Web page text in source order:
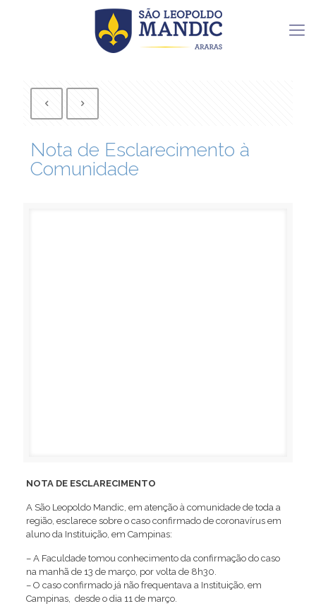
Nota de Esclarecimento à
Comunidade
NOTA DE ESCLARECIMENTO
A São Leopoldo Mandic, em atenção à comunidade de toda a
região, esclarece sobre o caso confirmado de coronavírus em
aluno da Instituição, em Campinas:
– A Faculdade tomou conhecimento da confirmação do caso
na manhã de 13 de março, por volta de 8h30.
– O caso confirmado já não frequentava a Instituição, em
Campinas, desde o dia 11 de março.